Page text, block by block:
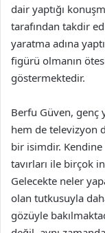
dair yaptığı
tarafından takdir
yaratma adına
figürü olmanın
göstermektedir.
Berfu Güven, genç
hem de televizyon
bir isimdir.
tavırları ile birçok
Gelecekte neler
olan tutkusuyla
gözüyle